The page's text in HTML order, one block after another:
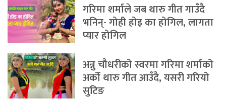
गरिमा शर्माले जब थारु गीत गाउँदै
भनिन्- गोही होइ का होगिल, लागता
प्यार होगिल
अन्नु चौधरीको स्वरमा गरिमा शर्माको
अर्को थारु गीत आउँदै, यसरी गरियो
सुटिङ